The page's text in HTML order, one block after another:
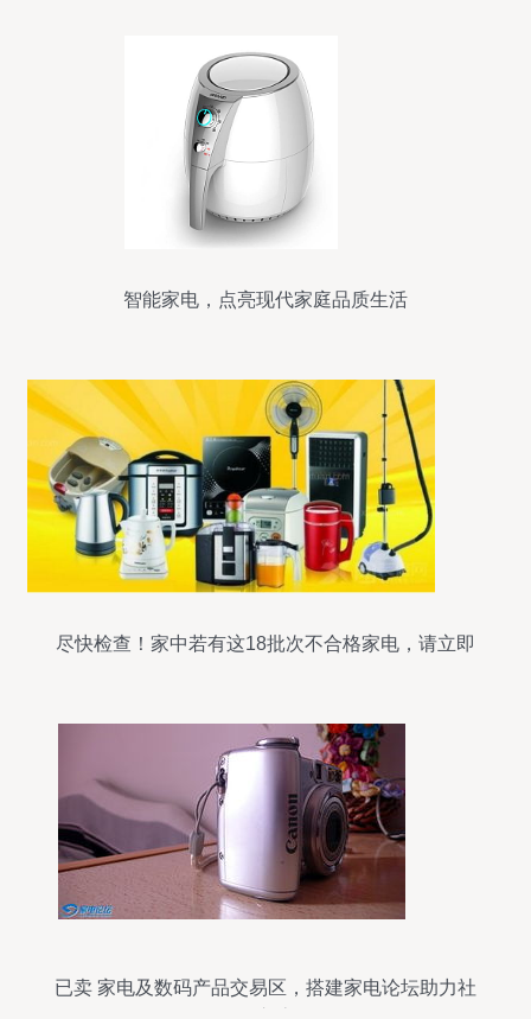
智能家电，点亮现代家庭品质生活
尽快检查！家中若有这18批次不合格家电，请立即
已卖 家电及数码产品交易区，搭建家电论坛助力社